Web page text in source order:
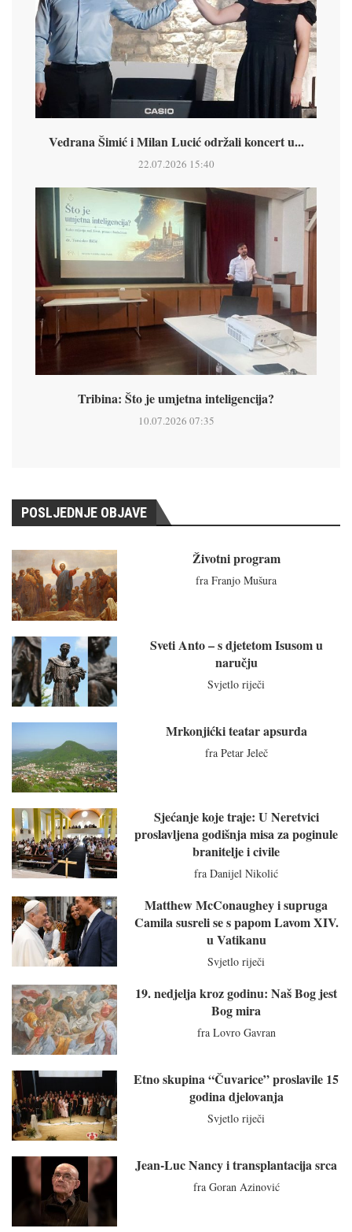
Vedrana Šimić i Milan Lucić održali koncert u...
22.07.2026 15:40
Tribina: Što je umjetna inteligencija?
10.07.2026 07:35
POSLJEDNJE OBJAVE
Životni program
fra Franjo Mušura
Sveti Anto – s djetetom Isusom u
naručju
Svjetlo riječi
Mrkonjićki teatar apsurda
fra Petar Jeleč
Sjećanje koje traje: U Neretvici
proslavljena godišnja misa za poginule
branitelje i civile
fra Danijel Nikolić
Matthew McConaughey i supruga
Camila susreli se s papom Lavom XIV.
u Vatikanu
Svjetlo riječi
19. nedjelja kroz godinu: Naš Bog jest
Bog mira
fra Lovro Gavran
Etno skupina “Čuvarice” proslavile 15
godina djelovanja
Svjetlo riječi
Jean-Luc Nancy i transplantacija srca
fra Goran Azinović